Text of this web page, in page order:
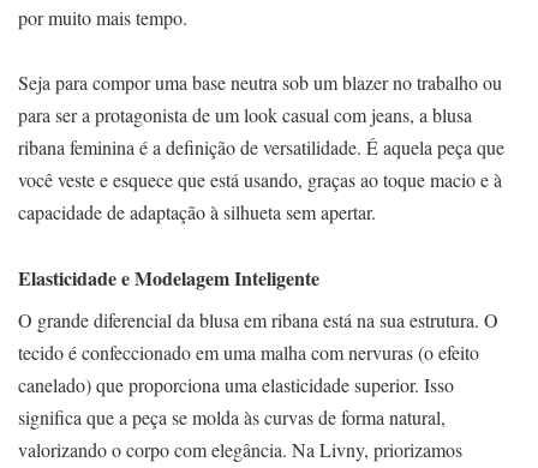
por muito mais tempo.
Seja para compor uma base neutra sob um blazer no trabalho ou
para ser a protagonista de um look casual com jeans, a blusa
ribana feminina é a definição de versatilidade. É aquela peça que
você veste e esquece que está usando, graças ao toque macio e à
capacidade de adaptação à silhueta sem apertar.
Elasticidade e Modelagem Inteligente
O grande diferencial da blusa em ribana está na sua estrutura. O
tecido é confeccionado em uma malha com nervuras (o efeito
canelado) que proporciona uma elasticidade superior. Isso
significa que a peça se molda às curvas de forma natural,
valorizando o corpo com elegância. Na Livny, priorizamos